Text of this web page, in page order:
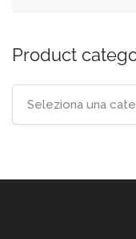
Product
Seleziona una